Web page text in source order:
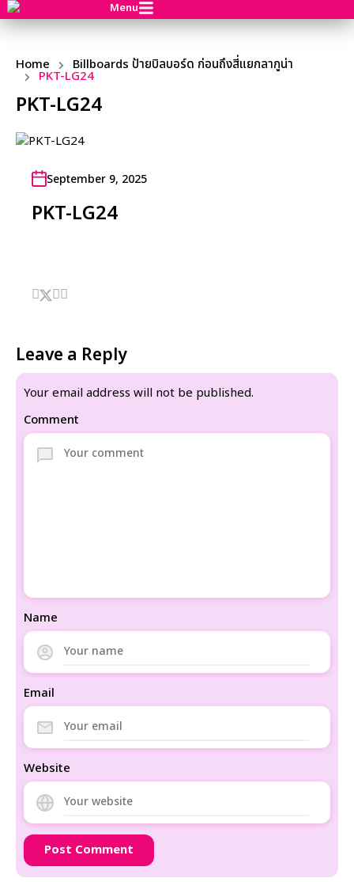
Menu
Home Billboards ป้ายบิลบอร์ด ก่อนถึงสี่แยกลากูน่า
PKT-LG24
PKT-LG24
September 9, 2025
PKT-LG24
Leave a Reply
Your email address will not be published.
Comment
Name
Email
Website